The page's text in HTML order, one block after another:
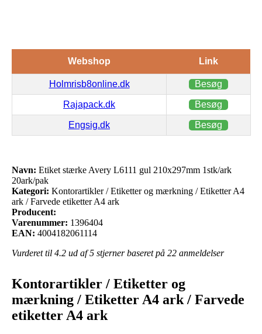
Webshop Link
Holmrisb8online.dk Besøg
Rajapack.dk Besøg
Engsig.dk Besøg
Navn: Etiket stærke Avery L6111 gul 210x297mm 1stk/ark
20ark/pak
Kategori: Kontorartikler / Etiketter og mærkning / Etiketter A4
ark / Farvede etiketter A4 ark
Producent:
Varenummer: 1396404
EAN: 4004182061114
Vurderet til 4.2 ud af 5 stjerner baseret på 22 anmeldelser
Kontorartikler / Etiketter og
mærkning / Etiketter A4 ark / Farvede
etiketter A4 ark